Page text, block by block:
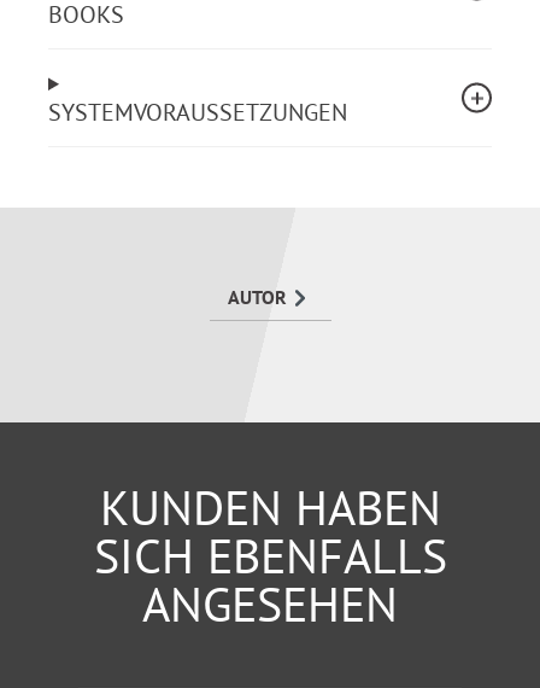
Managementbereichen gelingen kann, um der
BOOKS
SYSTEMVORAUSSETZUNGEN
AUTOR
KUNDEN HABEN
SICH EBENFALLS
ANGESEHEN